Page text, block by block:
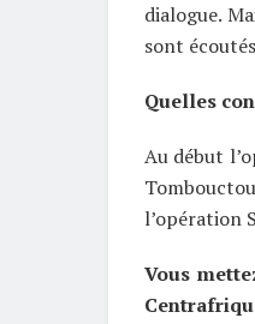
dialogue.
sont
Quelles
Au début
l’opération
Vous